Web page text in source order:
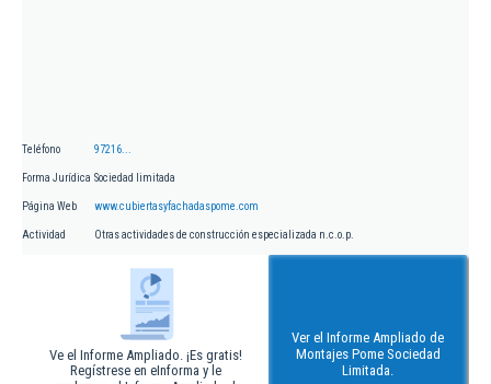
Teléfono 97216...
Forma Jurídica Sociedad limitada
Página Web www.cubiertasyfachadaspome.com
Actividad Otras actividades de construcción especializada n.c.o.p.
Ve el Informe Ampliado. ¡Es gratis!
Regístrese en eInforma y le
Ver el Informe Ampliado de
Montajes Pome Sociedad
Limitada.